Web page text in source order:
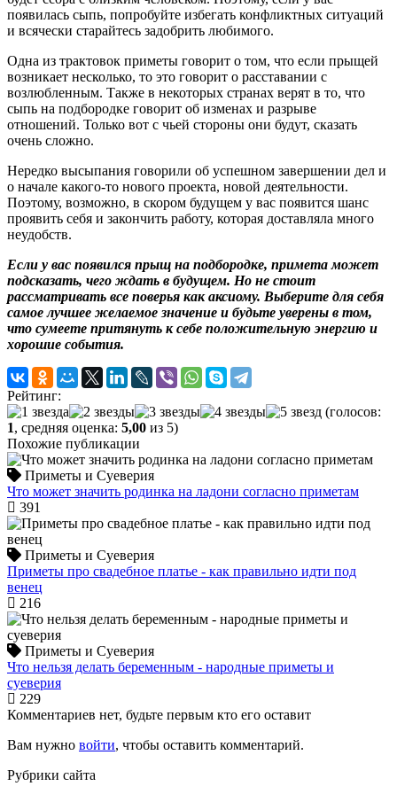
появилась сыпь, попробуйте избегать конфликтных ситуаций
и всячески старайтесь задобрить любимого.
Одна из трактовок приметы говорит о том, что если прыщей
возникает несколько, то это говорит о расставании с
возлюбленным. Также в некоторых странах верят в то, что
сыпь на подбородке говорит об изменах и разрыве
отношений. Только вот с чьей стороны они будут, сказать
очень сложно.
Нередко высыпания говорили об успешном завершении дел и
о начале какого-то нового проекта, новой деятельности.
Поэтому, возможно, в скором будущем у вас появится шанс
проявить себя и закончить работу, которая доставляла много
неудобств.
Если у вас появился прыщ на подбородке, примета может
подсказать, чего ждать в будущем. Но не стоит
рассматривать все поверья как аксиому. Выберите для себя
самое лучшее желаемое значение и будьте уверены в том,
что сумеете притянуть к себе положительную энергию и
хорошие события.
Рейтинг:
(голосов:
1, средняя оценка: 5,00 из 5)
Похожие публикации
Приметы и Суеверия
Что может значить родинка на ладони согласно приметам
391
Приметы и Суеверия
Приметы про свадебное платье - как правильно идти под
венец
216
Приметы и Суеверия
Что нельзя делать беременным - народные приметы и
суеверия
229
Комментариев нет, будьте первым кто его оставит
Вам нужно войти, чтобы оставить комментарий.
Рубрики сайта